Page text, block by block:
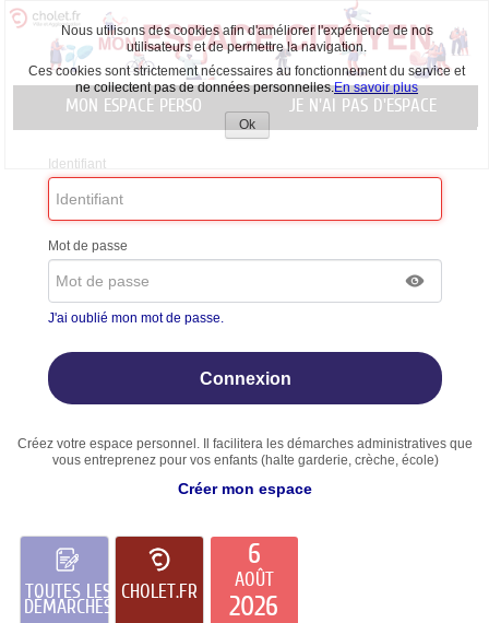
Nous utilisons des cookies afin d'améliorer l'expérience de nos
utilisateurs et de permettre la navigation.
Ces cookies sont strictement nécessaires au fonctionnement du service et
ne collectent pas de données personnelles.En savoir plus
Ok
Accepter
cookies
MON ESPACE PERSO JE N'AI PAS D'ESPACE
Identifiant
Mot de passe
J'ai oublié mon mot de passe.
Créez votre espace personnel. Il facilitera les démarches administratives que
vous entreprenez pour vos enfants (halte garderie, crèche, école)
Créer mon espace
TOUTES LES
DÉMARCHES
CHOLET.FR
6
AOÛT
2026